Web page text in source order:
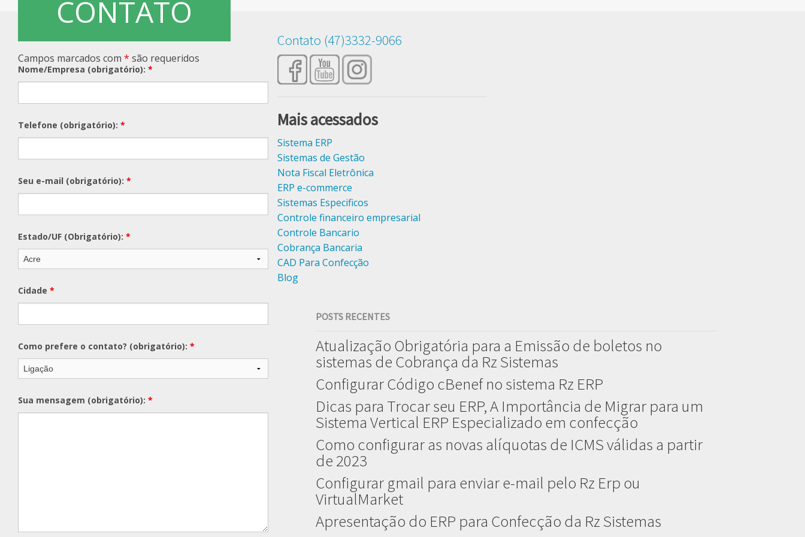
CONTATO
Campos marcados com * são requeridos
Nome/Empresa (obrigatório): *
Telefone (obrigatório): *
Seu e-mail (obrigatório): *
Estado/UF (Obrigatório): *
Cidade *
Como prefere o contato? (obrigatório): *
Sua mensagem (obrigatório): *
Contato (47)3332-9066
Mais acessados
Sistema ERP
Sistemas de Gestão
Nota Fiscal Eletrônica
ERP e-commerce
Sistemas Especificos
Controle financeiro empresarial
Controle Bancario
Cobrança Bancaria
CAD Para Confecção
Blog
POSTS RECENTES
Atualização Obrigatória para a Emissão de boletos no
sistemas de Cobrança da Rz Sistemas
Configurar Código cBenef no sistema Rz ERP
Dicas para Trocar seu ERP, A Importância de Migrar para um
Sistema Vertical ERP Especializado em confecção
Como configurar as novas alíquotas de ICMS válidas a partir
de 2023
Configurar gmail para enviar e-mail pelo Rz Erp ou
VirtualMarket
Apresentação do ERP para Confecção da Rz Sistemas